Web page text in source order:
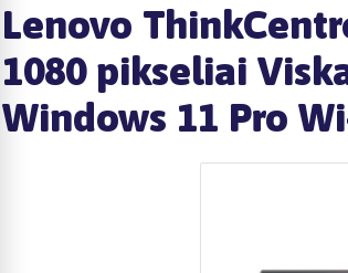
Lenovo
1080 pikseliai
Windows 11 Pro